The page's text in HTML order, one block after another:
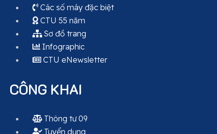
Các số máy đặc biệt
CTU 55 năm
Sơ đồ trang
Infographic
CTU eNewsletter
CÔNG KHAI
Thông tư 09
Tuyển dụng